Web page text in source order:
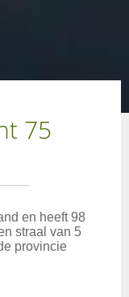
75
en heeft 98
straal van 5
provincie